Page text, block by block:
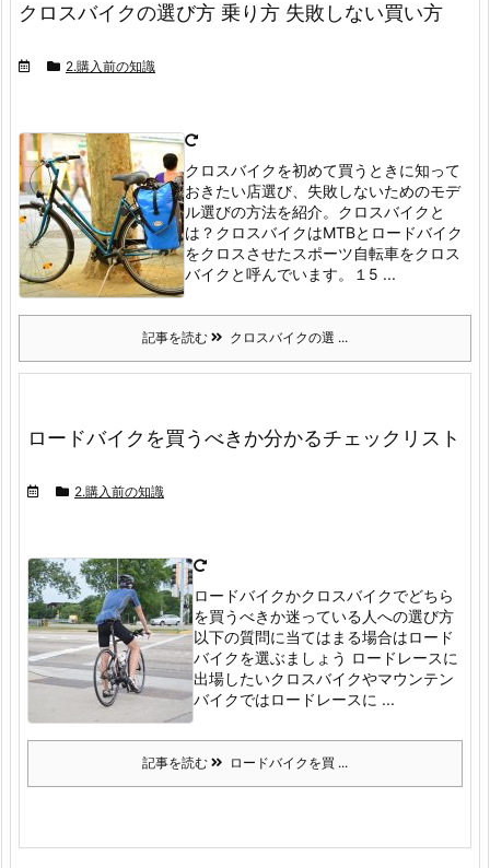
クロスバイクの選び方 乗り方 失敗しない買い方
2.購入前の知識
クロスバイクを初めて買うときに知って
おきたい店選び、失敗しないためのモデ
ル選びの方法を紹介。 クロスバイクと
は？ クロスバイクはMTBとロードバイク
をクロスさせたスポーツ自転車をクロス
バイクと呼んでいます。
１5 ...
記事を読む クロスバイクの選 ...
ロードバイクを買うべきか分かるチェックリスト
2.購入前の知識
ロードバイクかクロスバイクでどちら
を買うべきか迷っている人への選び方
以下の質問に当てはまる場合はロード
バイクを選ぶましょう ロードレースに
出場したいクロスバイクやマウンテン
バイクではロードレースに ...
記事を読む ロードバイクを買 ...